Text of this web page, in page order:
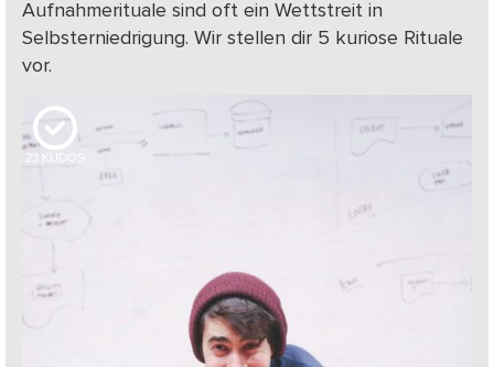
Aufnahmerituale sind oft ein Wettstreit in
Selbsterniedrigung. Wir stellen dir 5 kuriose Rituale
vor.
23 KUDOS